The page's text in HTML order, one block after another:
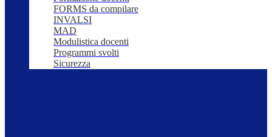
FORMS da compilare
INVALSI
MAD
Modulistica docenti
Programmi svolti
Sicurezza